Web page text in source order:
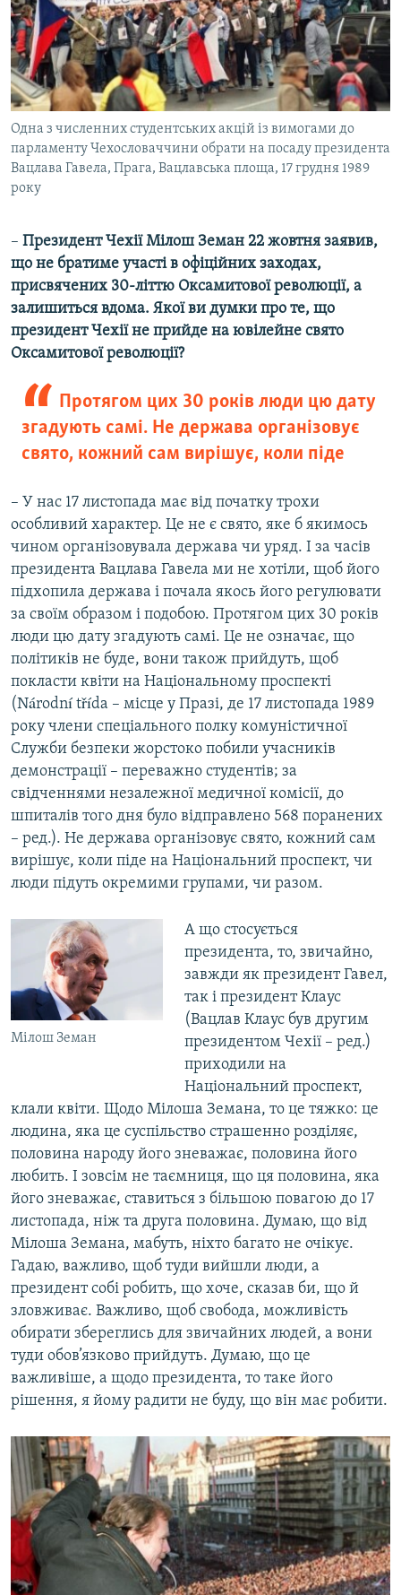
Одна з численних студентських акцій із вимогами до
парламенту Чехословаччини обрати на посаду президента
Вацлава Гавела, Прага, Вацлавська площа, 17 грудня 1989
року
– Президент Чехії Мілош Земан 22 жовтня заявив,
що не братиме участі в офіційних заходах,
присвячених 30-літтю Оксамитової революції, а
залишиться вдома. Якої ви думки про те, що
президент Чехії не прийде на ювілейне свято
Оксамитової революції?
Протягом цих 30 років люди цю дату
згадують самі. Не держава організовує
свято, кожний сам вирішує, коли піде
– У нас 17 листопада має від початку трохи
особливий характер. Це не є свято, яке б якимось
чином організовувала держава чи уряд. І за часів
президента Вацлава Гавела ми не хотіли, щоб його
підхопила держава і почала якось його регулювати
за своїм образом і подобою. Протягом цих 30 років
люди цю дату згадують самі. Це не означає, що
політиків не буде, вони також прийдуть, щоб
покласти квіти на Національному проспекті
(Národní třída – місце у Празі, де 17 листопада 1989
року члени спеціального полку комуністичної
Служби безпеки жорстоко побили учасників
демонстрації – переважно студентів; за
свідченнями незалежної медичної комісії, до
шпиталів того дня було відправлено 568 поранених
– ред.). Не держава організовує свято, кожний сам
вирішує, коли піде на Національний проспект, чи
люди підуть окремими групами, чи разом.
Мілош Земан
А що стосується
президента, то, звичайно,
завжди як президент Гавел,
так і президент Клаус
(Вацлав Клаус був другим
президентом Чехії – ред.)
приходили на
Національний проспект,
клали квіти. Щодо Мілоша Земана, то це тяжко: це
людина, яка це суспільство страшенно розділяє,
половина народу його зневажає, половина його
любить. І зовсім не таємниця, що ця половина, яка
його зневажає, ставиться з більшою повагою до 17
листопада, ніж та друга половина. Думаю, що від
Мілоша Земана, мабуть, ніхто багато не очікує.
Гадаю, важливо, щоб туди вийшли люди, а
президент собі робить, що хоче, сказав би, що й
зловживає. Важливо, щоб свобода, можливість
обирати збереглись для звичайних людей, а вони
туди обов’язково прийдуть. Думаю, що це
важливіше, а щодо президента, то таке його
рішення, я йому радити не буду, що він має робити.